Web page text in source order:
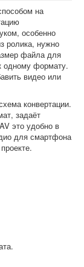
на
особенно
ролика, нужно
файла для
одному формату.
видео или
конвертации.
задаёт
это удобно в
для смартфона